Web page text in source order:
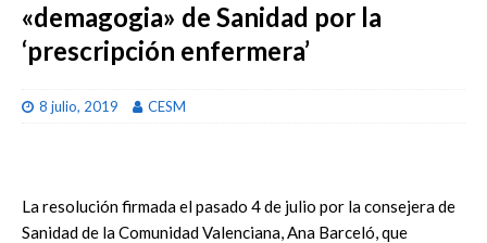
«demagogia» de Sanidad por la
‘prescripción enfermera’
8 julio, 2019 CESM
La resolución firmada el pasado 4 de julio por la consejera de
Sanidad de la Comunidad Valenciana, Ana Barceló, que